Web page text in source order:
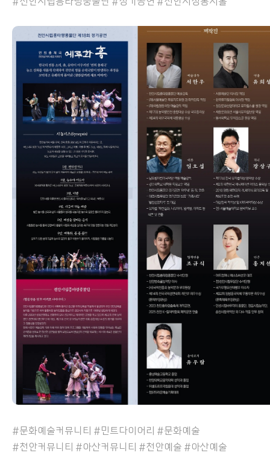
#문화예술커뮤니티 #민트다이어리 #문화예술
#천안커뮤니티 #아산커뮤니티 #천안예술 #아산예술